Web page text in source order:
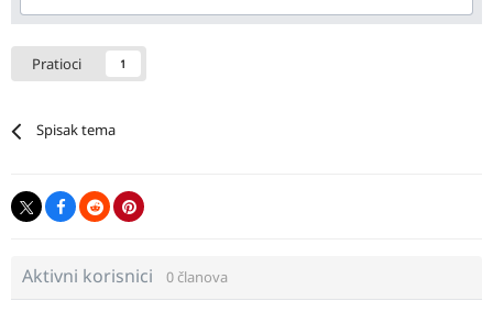
Pratioci 1
Spisak tema
Aktivni korisnici 0 članova